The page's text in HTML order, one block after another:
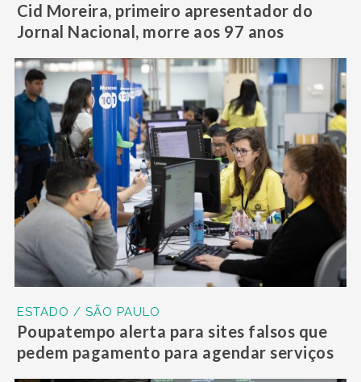
Cid Moreira, primeiro apresentador do
Jornal Nacional, morre aos 97 anos
ESTADO / SÃO PAULO
Poupatempo alerta para sites falsos que
pedem pagamento para agendar serviços